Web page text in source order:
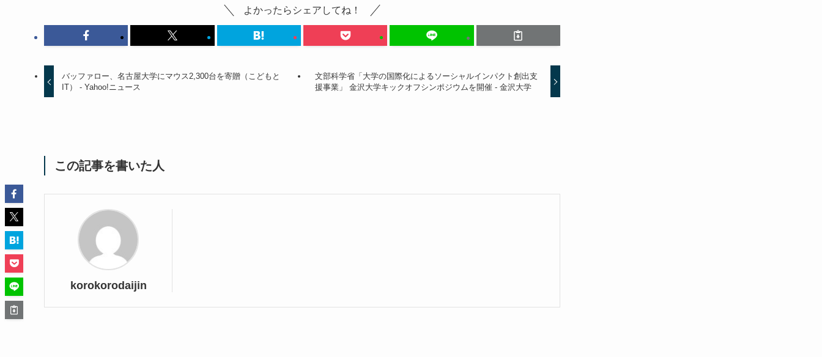
よかったらシェアしてね！
バッファロー、名古屋大学にマウス2,300台を寄贈（こどもと
IT） - Yahoo!ニュース
文部科学省「大学の国際化によるソーシャルインパクト創出支
援事業」 金沢大学キックオフシンポジウムを開催 - 金沢大学
この記事を書いた人
korokorodaijin